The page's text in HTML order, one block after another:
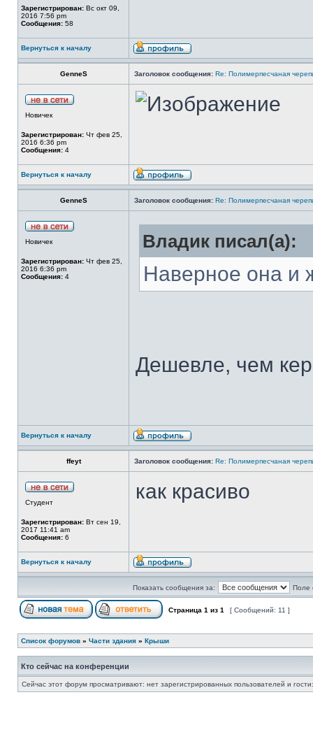
Зарегистрирован: Вс окт 09,
2016 7:56 pm
Сообщения: 58
Вернуться к началу
GenneS Заголовок сообщения: Re: Полимерпесчаная
Новичек
Зарегистрирован: Чт фев 25,
2016 6:36 pm
Сообщения: 4
Вернуться к началу
GenneS Заголовок сообщения: Re: Полимерпесчаная
Новичек
Зарегистрирован: Чт фев 25,
2016 6:36 pm
Сообщения: 4
Владик писал(а):
Наверное она и
Дешевле, чем
Вернуться к началу
ffeyt Заголовок сообщения: Re: Полимерпесчаная
Студент
Зарегистрирован: Вт сен 19,
2017 11:41 am
Сообщения: 6
как красиво
Вернуться к началу
Показать сообщения за: Поле
Страница 1 из 1 [ Сообщений: 11 ]
Список форумов » Части здания » Крыши
Кто сейчас на конференции
Сейчас этот форум просматривают: нет зарегистрированных пользователей и